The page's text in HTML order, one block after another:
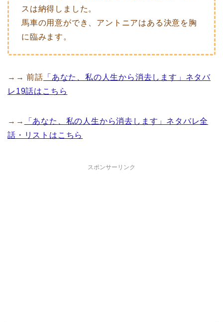
スは納得しました。
馬車の用意ができ、アントニアはある決意を胸
に臨みます。
→→ 前話 「あなた、私の人生から消去します」ネタバ
レ19話はこちら
→→
「あなた、私の人生から消去します」ネタバレ全
話・リストはこちら
スポンサーリンク